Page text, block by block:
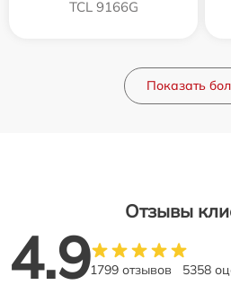
TCL 9166G
Показать
Отзывы
4.91799 отзывов 5358